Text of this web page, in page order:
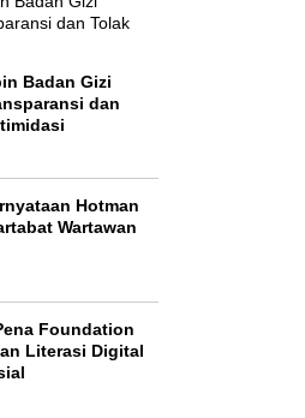
Badan Gizi
dan
Hotman
Wartawan
Foundation
Literasi Digital